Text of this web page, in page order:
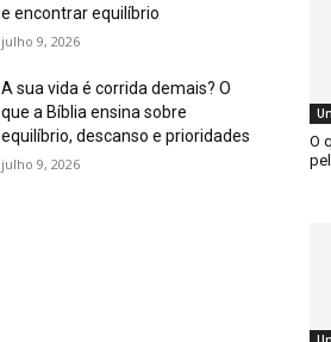
e encontrar equilíbrio
julho 9, 2026
A sua vida é corrida demais? O
que a Bíblia ensina sobre
equilíbrio, descanso e prioridades
julho 9, 2026
O